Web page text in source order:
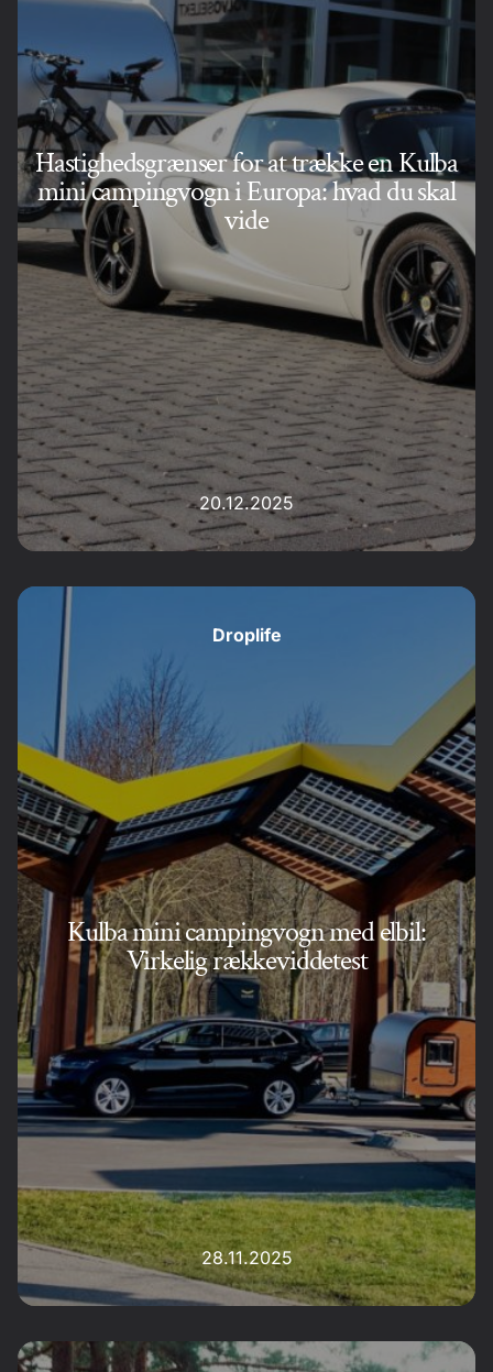
Hastighedsgrænser for at trække en Kulba
mini campingvogn i Europa: hvad du skal
vide
20.12.2025
Droplife
Kulba mini campingvogn med elbil:
Virkelig rækkeviddetest
28.11.2025